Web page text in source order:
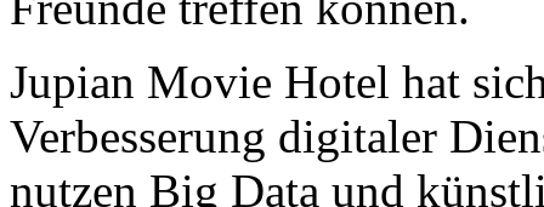
Jupian Movie Hotel hat
Verbesserung digitaler
nutzen Big Data und